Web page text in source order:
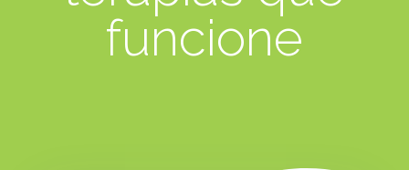
funcione